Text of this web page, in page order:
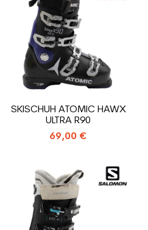
SKISCHUH ATOMIC HAWX
ULTRA R90
69,00 €